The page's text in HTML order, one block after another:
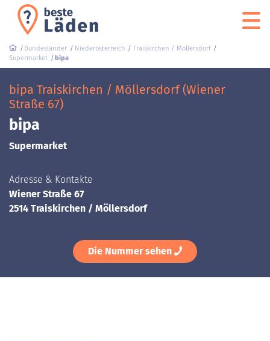
Bundesländer Niederösterreich
Traiskirchen / Möllersdorf
Supermarket
bipa
bipa Traiskirchen / Möllersdorf (Wiener
Straße 67)
bipa
Supermarket
Adresse & Kontakte
Wiener Straße 67
2514 Traiskirchen / Möllersdorf
Die Nummer sehen